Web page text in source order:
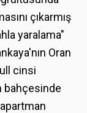
çıkarmış
yaralama"
Oran
cinsi
bahçesinde